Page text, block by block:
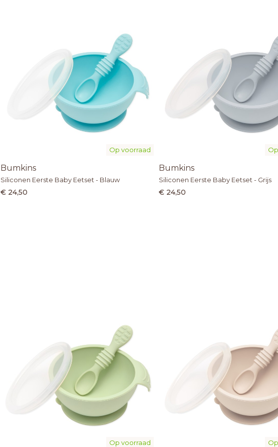
Op voorraad
Bumkins
Siliconen Eerste Baby Eetset - Blauw
€ 24,50
Bumkins
Siliconen Eerste Baby Eetset - Grijs
€ 24,50
Op voorraad